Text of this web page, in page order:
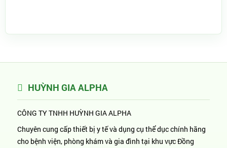
HUỲNH GIA ALPHA
CÔNG TY TNHH HUỲNH GIA ALPHA
Chuyên cung cấp thiết bị y tế và dụng cụ thể dục chính hãng
cho bệnh viện, phòng khám và gia đình tại khu vực Đồng